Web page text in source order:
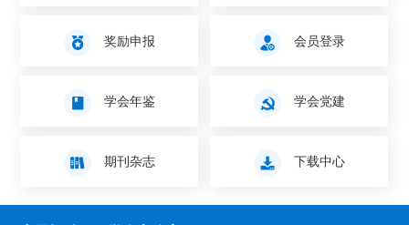
奖励申报 会员登录
学会年鉴 学会党建
期刊杂志 下载中心